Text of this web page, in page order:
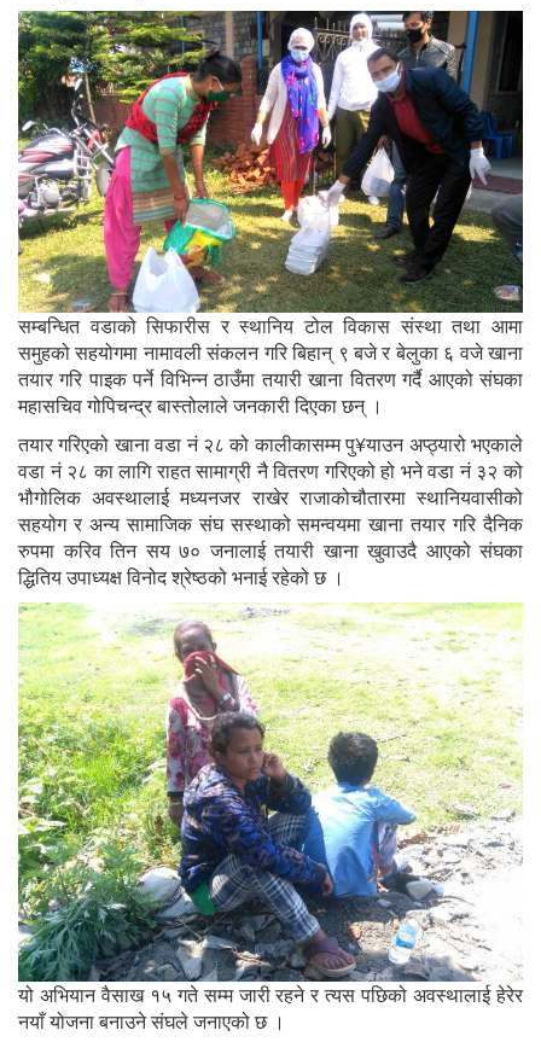
सम्बन्धित वडाको सिफारीस र स्थानिय टोल विकास संस्था तथा आमा
समुहको सहयोगमा नामावली संकलन गरि बिहान् ९ बजे र बेलुका ६ वजे खाना
तयार गरि पाइक पर्ने विभिन्न ठाउँमा तयारी खाना वितरण गर्दै आएको संघका
महासचिव गोपिचन्द्र बास्तोलाले जनकारी दिएका छन् ।
तयार गरिएको खाना वडा नं २८ को कालीकासम्म पु¥याउन अप्ठ्यारो भएकाले
वडा नं २८ का लागि राहत सामाग्री नै वितरण गरिएको हो भने वडा नं ३२ को
भौगोलिक अवस्थालाई मध्यनजर राखेर राजाकोचौतारमा स्थानियवासीको
सहयोग र अन्य सामाजिक संघ सस्थाको समन्वयमा खाना तयार गरि दैनिक
रुपमा करिव तिन सय ७० जनालाई तयारी खाना खुवाउदै आएको संघका
द्धितिय उपाध्यक्ष विनोद श्रेष्ठको भनाई रहेको छ ।
यो अभियान वैसाख १५ गते सम्म जारी रहने र त्यस पछिको अवस्थालाई हेरेर
नयाँ योजना बनाउने संघले जनाएको छ ।